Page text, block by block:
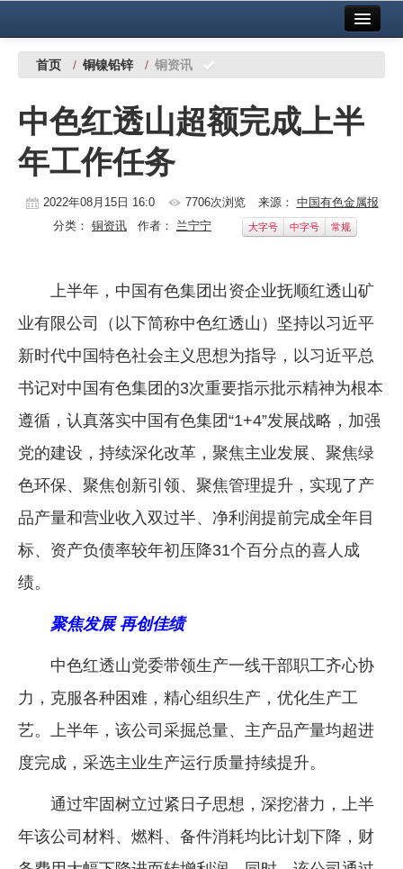
中国有色金属报社主办 广告服务
铜镍铅锌
铝
稀有稀土
镁钛
地矿 建设
党建工作
企业文化
《资源再生》杂志
数字报
首页 / 铜镍铅锌 / 铜资讯
中色红透山超额完成上半
年工作任务
2022年08月15日 16:0 7706次浏览 来源： 中国有色金属报
分类： 铜资讯 作者： 兰宁宁 大字号 中字号 常规
上半年，中国有色集团出资企业抚顺红透山矿
业有限公司（以下简称中色红透山）坚持以习近平
新时代中国特色社会主义思想为指导，以习近平总
书记对中国有色集团的3次重要指示批示精神为根本
遵循，认真落实中国有色集团“1+4”发展战略，加强
党的建设，持续深化改革，聚焦主业发展、聚焦绿
色环保、聚焦创新引领、聚焦管理提升，实现了产
品产量和营业收入双过半、净利润提前完成全年目
标、资产负债率较年初压降31个百分点的喜人成
绩。
聚焦发展 再创佳绩
中色红透山党委带领生产一线干部职工齐心协
力，克服各种困难，精心组织生产，优化生产工
艺。上半年，该公司采掘总量、主产品产量均超进
度完成，采选主业生产运行质量持续提升。
通过牢固树立过紧日子思想，深挖潜力，上半
年该公司材料、燃料、备件消耗均比计划下降，财